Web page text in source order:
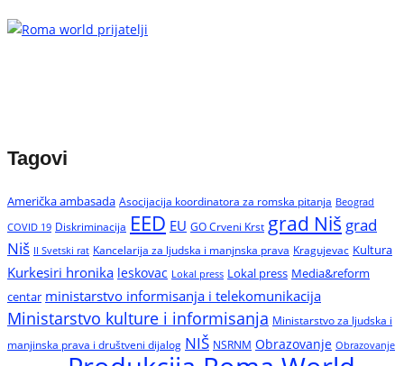
Tagovi
Američka ambasada Asocijacija koordinatora za romska pitanja Beograd
COVID 19 Diskriminacija EED EU GO Crveni Krst grad Niš grad
Niš II Svetski rat Kancelarija za ljudska i manjnska prava Kragujevac Kultura
Kurkesiri hronika leskovac Lokal press Lokal press Media&reform
centar ministarstvo informisanja i telekomunikacija
Ministarstvo kulture i informisanja Ministarstvo za ljudska i
manjinska prava i društveni dijalog NIŠ NSRNM Obrazovanje Obrazovanje